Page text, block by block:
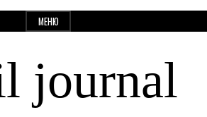
МЕНЮ
journal